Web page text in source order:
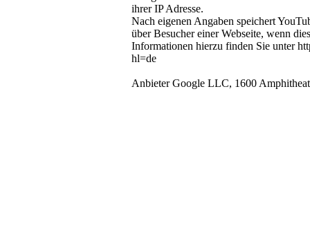
ihrer IP Adresse.
Nach eigenen Angaben speichert
über Besucher einer Webseite, wenn
Informationen hierzu finden Sie unter
hl=de
Anbieter Google LLC, 1600